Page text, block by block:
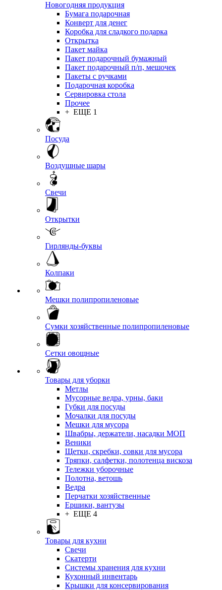
Новогодняя продукция
Бумага подарочная
Конверт для денег
Коробка для сладкого подарка
Открытка
Пакет майка
Пакет подарочный бумажный
Пакет подарочный п/п, мешочек
Пакеты с ручками
Подарочная коробка
Сервировка стола
Прочее
+ ЕЩЕ 1
Посуда
Воздушные шары
Свечи
Открытки
Гирлянды-буквы
Колпаки
Мешки полипропиленовые
Сумки хозяйственные полипропиленовые
Сетки овощные
Товары для уборки
Метлы
Мусорные ведра, урны, баки
Губки для посуды
Мочалки для посуды
Мешки для мусора
Швабры, держатели, насадки МОП
Веники
Щетки, скребки, совки для мусора
Тряпки, салфетки, полотенца вискоза
Тележки уборочные
Полотна, ветошь
Ведра
Перчатки хозяйственные
Ершики, вантузы
+ ЕЩЕ 4
Товары для кухни
Свечи
Скатерти
Системы хранения для кухни
Кухонный инвентарь
Крышки для консервирования